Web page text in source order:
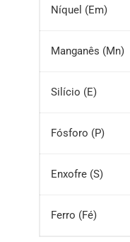
Níquel (Em)
Manganês (Mn)
Silício (E)
Fósforo (P)
Enxofre (S)
Ferro (Fé)